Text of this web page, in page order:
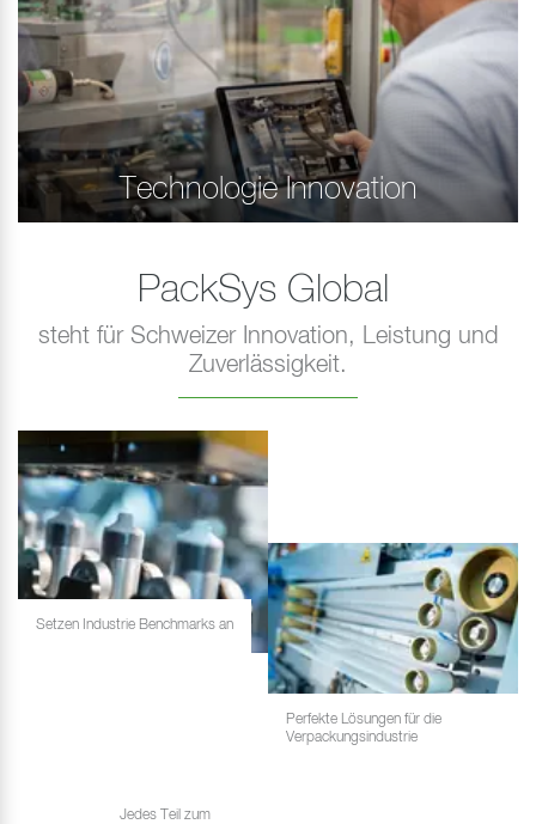
Technologie Innovation
PackSys Global
steht für Schweizer Innovation, Leistung und
Zuverlässigkeit.
Setzen Industrie Benchmarks an
Jedes Teil zum
Perfekte Lösungen für die
Verpackungsindustrie